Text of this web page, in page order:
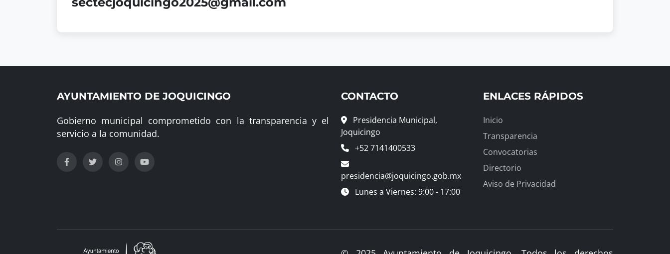
AYUNTAMIENTO DE JOQUICINGO
Gobierno municipal comprometido con la transparencia y el
servicio a la comunidad.
CONTACTO
Presidencia Municipal,
Joquicingo
+52 7141400533
presidencia@joquicingo.gob.mx
Lunes a Viernes: 9:00 - 17:00
ENLACES RÁPIDOS
Inicio
Transparencia
Convocatorias
Directorio
Aviso de Privacidad